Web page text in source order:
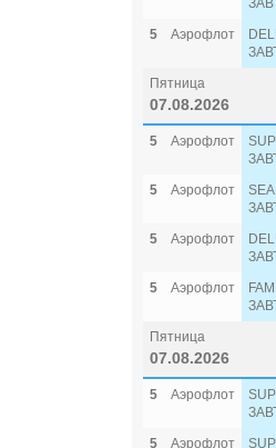
5
Аэрофлот
Пятница
07.08.2026
5 Аэрофлот
5
Аэрофлот
5
Аэрофлот
5
Аэрофлот
Пятница
07.08.2026
5 Аэрофлот
5
Аэрофлот